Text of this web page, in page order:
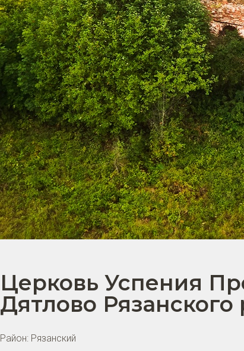
Церковь Успения
Дятлово Рязанского
Район: Рязанский